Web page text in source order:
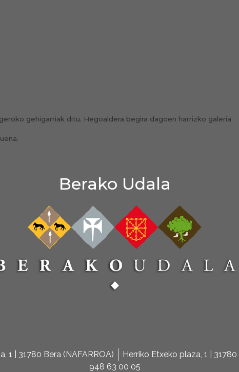
Berako Udala
1 | 31780 Bera (NAFARROA)
Herriko Etxeko plaza, 1 |
948 63 00 05
gehigarriak ditu. Hegoaldera begira dagoen harrizko galeria